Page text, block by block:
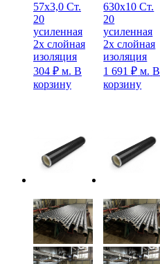
57х3,0 Ст.
20
усиленная
2х слойная
изоляция
304 ₽ м. В
корзину
630х10 Ст.
20
усиленная
2х слойная
изоляция
1 691₽ м. В
корзину